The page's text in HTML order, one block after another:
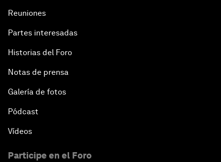
Reuniones
Partes interesadas
Historias del Foro
Notas de prensa
Galería de fotos
Pódcast
Vídeos
Participe en el Foro